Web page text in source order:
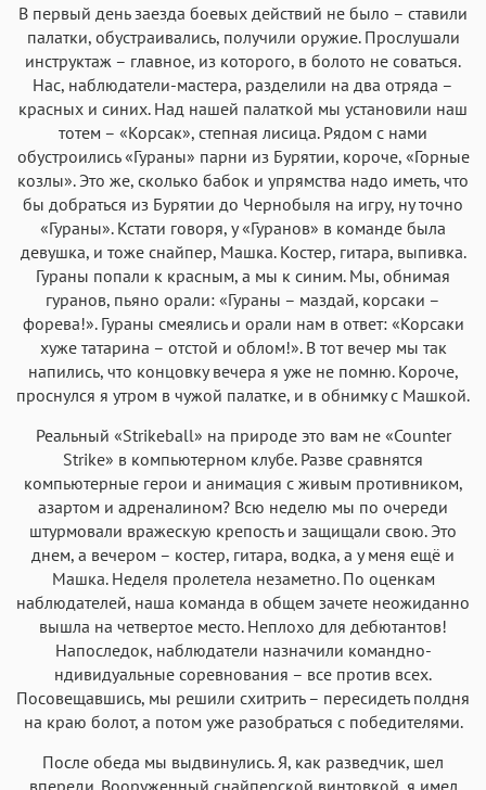
В первый день заезда боевых действий не было – ставили
палатки, обустраивались, получили оружие. Прослушали
инструктаж – главное, из которого, в болото не соваться.
Нас, наблюдатели-мастера, разделили на два отряда –
красных и синих. Над нашей палаткой мы установили наш
тотем – «Корсак», степная лисица. Рядом с нами
обустроились «Гураны» парни из Бурятии, короче, «Горные
козлы». Это же, сколько бабок и упрямства надо иметь, что
бы добраться из Бурятии до Чернобыля на игру, ну точно
«Гураны». Кстати говоря, у «Гуранов» в команде была
девушка, и тоже снайпер, Машка. Костер, гитара, выпивка.
Гураны попали к красным, а мы к синим. Мы, обнимая
гуранов, пьяно орали: «Гураны – маздай, корсаки –
форева!». Гураны смеялись и орали нам в ответ: «Корсаки
хуже татарина – отстой и облом!». В тот вечер мы так
напились, что концовку вечера я уже не помню. Короче,
проснулся я утром в чужой палатке, и в обнимку с Машкой.
Реальный «Strikeball» на природе это вам не «Counter
Strike» в компьютерном клубе. Разве сравнятся
компьютерные герои и анимация с живым противником,
азартом и адреналином? Всю неделю мы по очереди
штурмовали вражескую крепость и защищали свою. Это
днем, а вечером – костер, гитара, водка, а у меня ещё и
Машка. Неделя пролетела незаметно. По оценкам
наблюдателей, наша команда в общем зачете неожиданно
вышла на четвертое место. Неплохо для дебютантов!
Напоследок, наблюдатели назначили командно-
ндивидуальные соревнования – все против всех.
Посовещавшись, мы решили схитрить – пересидеть полдня
на краю болот, а потом уже разобраться с победителями.
После обеда мы выдвинулись. Я, как разведчик, шел
впереди. Вооруженный снайперской винтовкой, я имел